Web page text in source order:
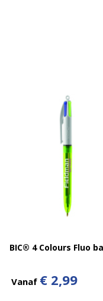
BIC® 4 Colours Fluo
Vanaf € 2,99